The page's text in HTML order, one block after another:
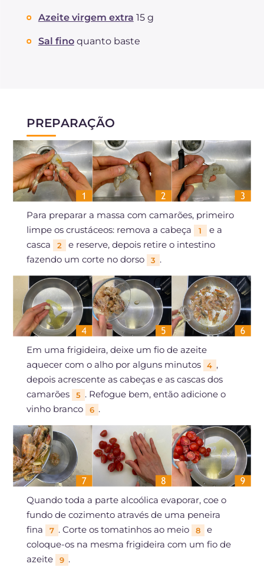
Azeite virgem extra 15 g
Sal fino quanto baste
PREPARAÇÃO
Para preparar a massa com camarões, primeiro
limpe os crustáceos: remova a cabeça
1
e a
casca
2
e reserve, depois retire o intestino
fazendo um corte no dorso
3 .
Em uma frigideira, deixe um fio de azeite
aquecer com o alho por alguns minutos
4 ,
depois acrescente as cabeças e as cascas dos
camarões
5 . Refogue bem, então adicione o
vinho branco
6 .
Quando toda a parte alcoólica evaporar, coe o
fundo de cozimento através de uma peneira
fina
7 . Corte os tomatinhos ao meio 8
e
coloque-os na mesma frigideira com um fio de
azeite
9 .